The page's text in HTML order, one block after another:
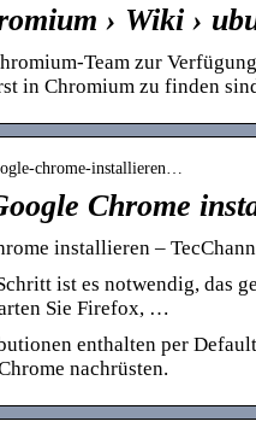
› Wiki ›
Team zur
in Chromium zu finden
chrome-installieren…
Chrome
installieren –
ist es notwendig, das
Sie Firefox, …
enthalten per
nachrüsten.